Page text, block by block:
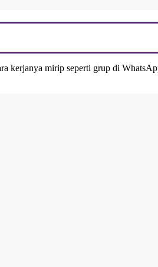
kerjanya mirip seperti grup di